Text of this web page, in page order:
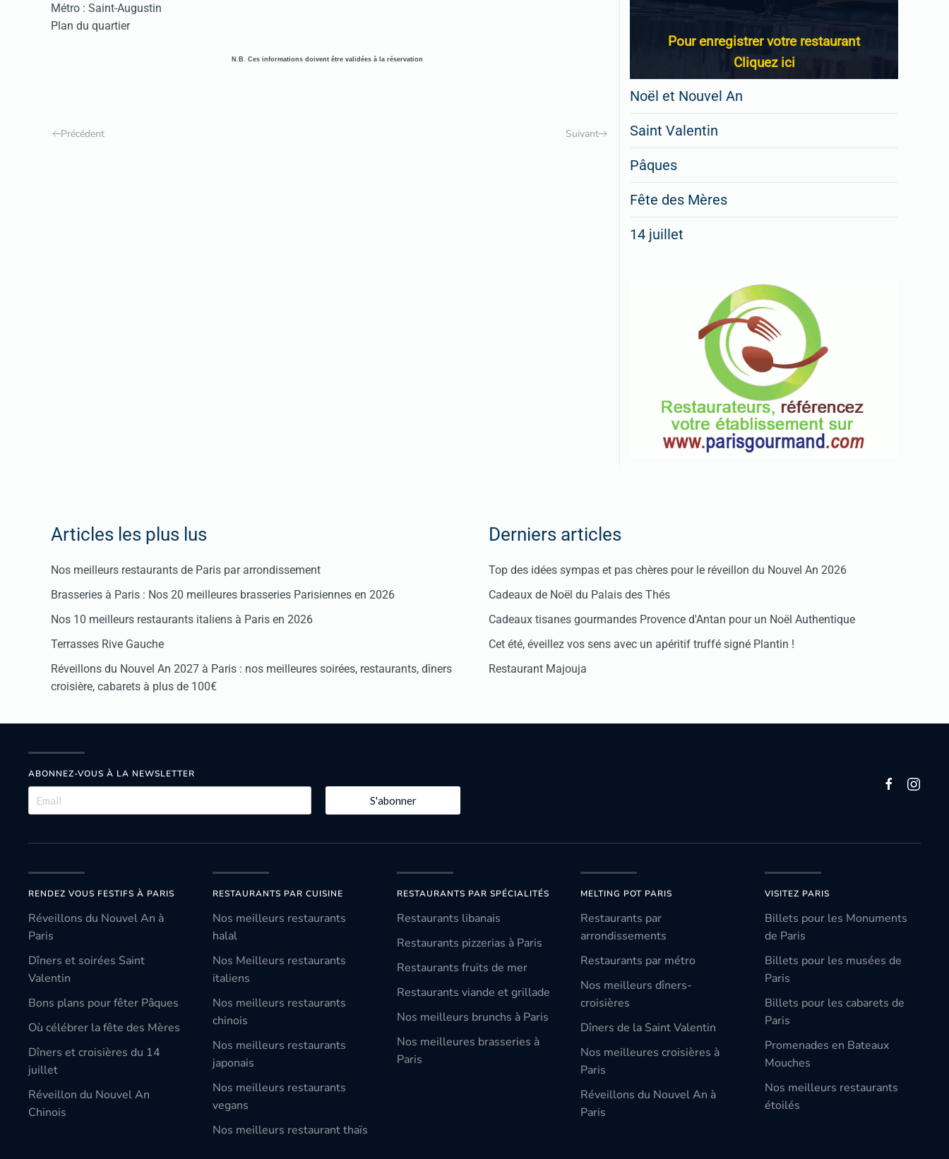
Métro : Saint-Augustin
Plan du quartier
N.B. Ces informations doivent être validées à la réservation
Précédent Suivant
Pour enregistrer votre restaurant
Cliquez ici
Noël et Nouvel An
Saint Valentin
Pâques
Fête des Mères
14 juillet
Articles les plus lus
Nos meilleurs restaurants de Paris par arrondissement
Brasseries à Paris : Nos 20 meilleures brasseries Parisiennes en 2026
Nos 10 meilleurs restaurants italiens à Paris en 2026
Terrasses Rive Gauche
Réveillons du Nouvel An 2027 à Paris : nos meilleures soirées, restaurants, dîners
croisière, cabarets à plus de 100€
Derniers articles
Top des idées sympas et pas chères pour le réveillon du Nouvel An 2026
Cadeaux de Noël du Palais des Thés
Cadeaux tisanes gourmandes Provence d'Antan pour un Noël Authentique
Cet été, éveillez vos sens avec un apéritif truffé signé Plantin !
Restaurant Majouja
ABONNEZ-VOUS À LA NEWSLETTER
S'abonner
RENDEZ VOUS FESTIFS À PARIS
Réveillons du Nouvel An à
Paris
Dîners et soirées Saint
Valentin
Bons plans pour fêter Pâques
Où célébrer la fête des Mères
Dîners et croisières du 14
juillet
Réveillon du Nouvel An
Chinois
RESTAURANTS PAR CUISINE
Nos meilleurs restaurants
halal
Nos Meilleurs restaurants
italiens
Nos meilleurs restaurants
chinois
Nos meilleurs restaurants
japonais
Nos meilleurs restaurants
vegans
Nos meilleurs restaurant thaïs
RESTAURANTS PAR SPÉCIALITÉS
Restaurants libanais
Restaurants pizzerias à Paris
Restaurants fruits de mer
Restaurants viande et grillade
Nos meilleurs brunchs à Paris
Nos meilleures brasseries à
Paris
MELTING POT PARIS
Restaurants par
arrondissements
Restaurants par métro
Nos meilleurs dîners-
croisières
Dîners de la Saint Valentin
Nos meilleures croisières à
Paris
Réveillons du Nouvel An à
Paris
VISITEZ PARIS
Billets pour les Monuments
de Paris
Billets pour les musées de
Paris
Billets pour les cabarets de
Paris
Promenades en Bateaux
Mouches
Nos meilleurs restaurants
étoilés